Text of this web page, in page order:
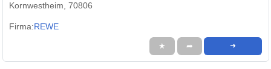
Kornwestheim, 70806
Firma:REWE
★ ➦ ➜